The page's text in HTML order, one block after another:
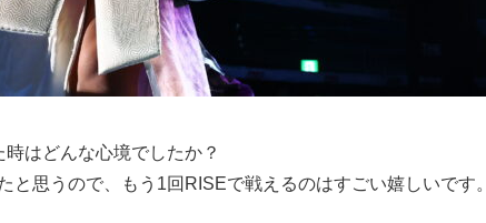
はどんな心境でしたか？
思うので、もう1回RISEで戦えるのはすごい嬉しいです。